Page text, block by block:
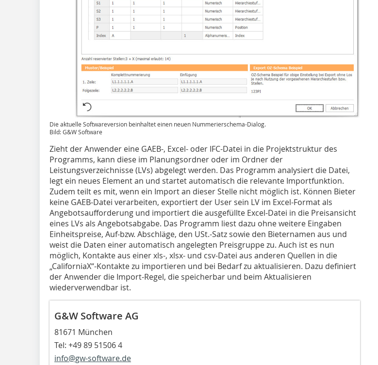
Die aktuelle Softwareversion beinhaltet einen neuen Nummerierschema-Dialog.
Bild: G&W Software
Zieht der Anwender eine GAEB-, Excel- oder IFC-Datei in die Projektstruktur des
Programms, kann diese im Planungsordner oder im Ordner der
Leistungsverzeichnisse (LVs) abgelegt werden. Das Programm analysiert die Datei,
legt ein neues Element an und startet automatisch die relevante Importfunktion.
Zudem teilt es mit, wenn ein Import an dieser Stelle nicht möglich ist. Können Bieter
keine GAEB-Datei verarbeiten, exportiert der User sein LV im Excel-Format als
Angebotsaufforderung und importiert die ausgefüllte Excel-Datei in die Preisansicht
eines LVs als Angebotsabgabe. Das Programm liest dazu ohne weitere Eingaben
Einheitspreise, Auf-bzw. Abschläge, den USt.-Satz sowie den Bieternamen aus und
weist die Daten einer automatisch angelegten Preisgruppe zu. Auch ist es nun
möglich, Kontakte aus einer xls-, xlsx- und csv-Datei aus anderen Quellen in die
„CaliforniaX“-Kontakte zu importieren und bei Bedarf zu aktualisieren. Dazu definiert
der Anwender die Import-Regel, die speicherbar und beim Aktualisieren
wiederverwendbar ist.
G&W Software AG
81671 München
Tel: +49 89 51506 4
info@gw-software.de